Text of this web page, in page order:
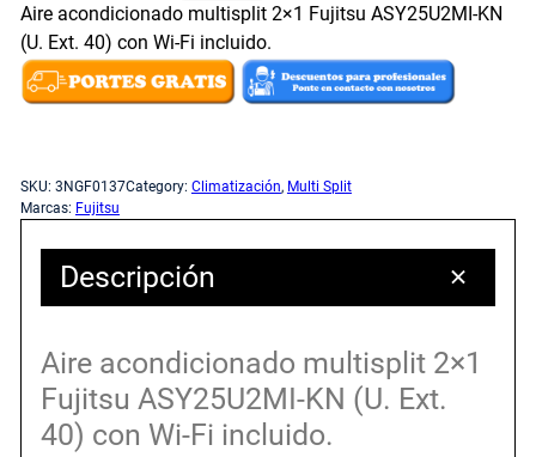
p
r
c
i
o
o
r
p
r
i
o
a
Aire acondicionado multisplit 2×1 Fujitsu ASY25U2MI-KN
(U. Ext. 40) con Wi-Fi incluido.
SKU: 3NGF0137Category: Climatización, Multi Split
Marcas: Fujitsu
Descripción
Aire acondicionado multisplit 2×1
Fujitsu ASY25U2MI-KN (U. Ext.
40) con Wi-Fi incluido.